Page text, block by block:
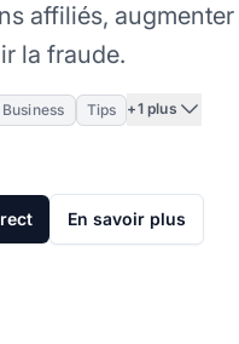
affiliés,
la fraude.
Business Tips +1 plus
En savoir plus